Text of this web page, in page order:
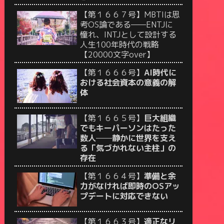
【第１６６７号】MBTIは思
考OS論である——ENTJに
憧れ、INTJとして設計する
人生100年時代の戦略
【20000文字over】
【第１６６６号】 AI時代に
おける社会資本の意義の解
体
【第１６６５号】 巨大組織
でもキーパーソンはたった
数人──静かに世界を支え
る「気づかれない主柱」の
存在
【第１６６４号】 準備と余
力がなければ即時のOSアッ
プデートに対応できない
【第１６６３号】 適正なリ